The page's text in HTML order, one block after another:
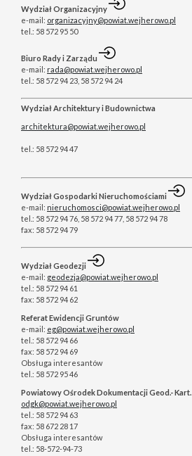
Wydział Organizacyjny
e-mail: organizacyjny@powiat.wejherowo.pl
tel.: 58 572 95 50
Biuro Rady i Zarządu
e-mail: rada@powiat.wejherowo.pl
tel.: 58 572 94 23, 58 572 94 24
Wydział Architektury i Budownictwa
architektura@powiat.wejherowo.pl
tel.: 58 572 94 47
Wydział Gospodarki Nieruchomościami
e-mail: nieruchomosci@powiat.wejherowo.pl
tel.: 58 572 94 76, 58 572 94 77, 58 572 94 78
fax: 58 572 94 79
Wydział Geodezji
e-mail: geodezja@powiat.wejherowo.pl
tel.: 58 572 94 61
fax: 58 572 94 62
Referat Ewidencji Gruntów
e-mail: eg@powiat.wejherowo.pl
tel.: 58 572 94 66
fax: 58 572 94 69
Obsługa interesantów
tel.: 58 572 95 46
Powiatowy Ośrodek Dokumentacji Geod.- Kart.
odgk@powiat.wejherowo.pl
tel.: 58 572 94 63
fax: 58 672 28 17
Obsługa interesantów
tel.: 58-572-94-73